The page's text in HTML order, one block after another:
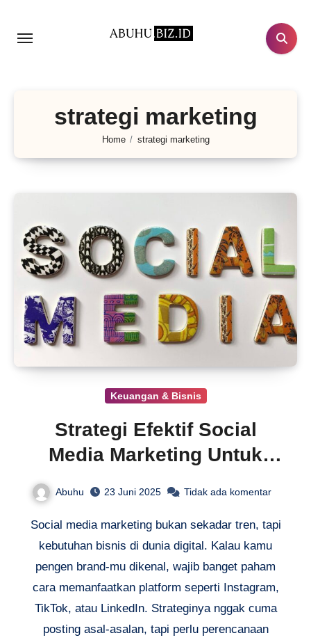
strategi marketing
Home strategi marketing
Keuangan & Bisnis
Strategi Efektif Social
Media Marketing Untuk
Abuhu 23 Juni 2025 Tidak ada komentar
Social media marketing bukan sekadar tren, tapi
kebutuhan bisnis di dunia digital. Kalau kamu
pengen brand-mu dikenal, wajib banget paham
cara memanfaatkan platform seperti Instagram,
TikTok, atau LinkedIn. Strateginya nggak cuma
posting asal-asalan, tapi perlu perencanaan